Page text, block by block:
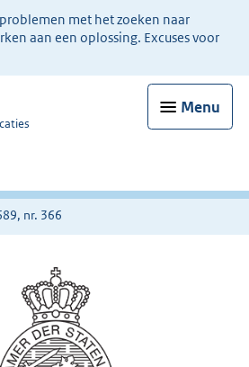
met het zoeken naar
aan een oplossing. Excuses voor
Menu
nr. 366